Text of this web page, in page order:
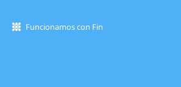
Funcionamos con Fin